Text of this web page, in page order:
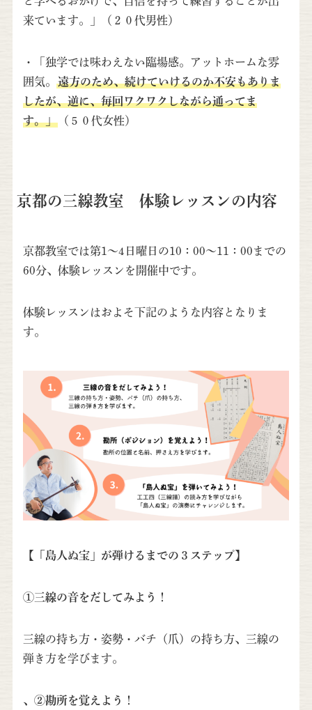
来ています。」（２０代男性）
・「独学では味わえない臨場感。アットホームな雰
囲気。
遠方のため、続けていけるのか不安もありま
したが、逆に、毎回ワクワクしながら通ってま
す。」（５０代女性）
京都の三線教室 体験レッスンの内容
京都教室では第1～4日曜日の10：00～11：00までの
60分、体験レッスンを開催中です。
体験レッスンはおよそ下記のような内容となりま
す。
【「島人ぬ宝」が弾けるまでの３ステップ】
①三線の音をだしてみよう！
三線の持ち方・姿勢・バチ（爪）の持ち方、三線の
弾き方を学びます。
、②勘所を覚えよう！